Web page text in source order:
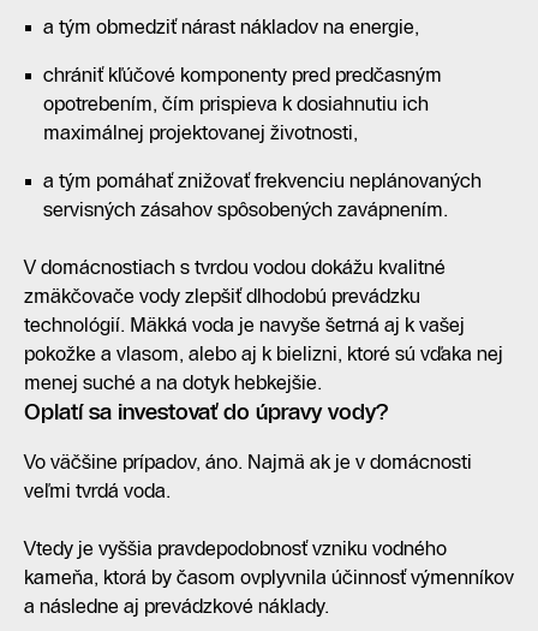
a tým obmedziť nárast nákladov na energie,
chrániť kľúčové komponenty pred predčasným
opotrebením, čím prispieva k dosiahnutiu ich
maximálnej projektovanej životnosti,
a tým pomáhať znižovať frekvenciu neplánovaných
servisných zásahov spôsobených zavápnením.
V domácnostiach s tvrdou vodou dokážu kvalitné
zmäkčovače vody zlepšiť dlhodobú prevádzku
technológií. Mäkká voda je navyše šetrná aj k vašej
pokožke a vlasom, alebo aj k bielizni, ktoré sú vďaka nej
menej suché a na dotyk hebkejšie.
Oplatí sa investovať do úpravy vody?
Vo väčšine prípadov, áno. Najmä ak je v domácnosti
veľmi tvrdá voda.
Vtedy je vyššia pravdepodobnosť vzniku vodného
kameňa, ktorá by časom ovplyvnila účinnosť výmenníkov
a následne aj prevádzkové náklady.